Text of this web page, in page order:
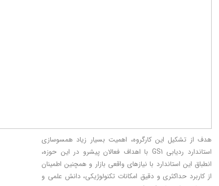
هدف از تشکیل این کارگروه، اهمیت بسیار زیاد همسوسازی
استاندارد ردیابی GS1 با اهداف فعالان پیشرو در این حوزه،
انطباق این استاندارد با نیازهای واقعی بازار و همچنین اطمینان
از کاربرد حداکثری و دقیق امکانات تکنولوژیکی، دانش علمی و